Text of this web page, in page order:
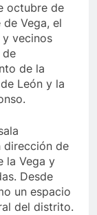
octubre de
Vega, el
vecinos
de
de la
León y la
dirección de
la Vega y
Desde
un espacio
del distrito.